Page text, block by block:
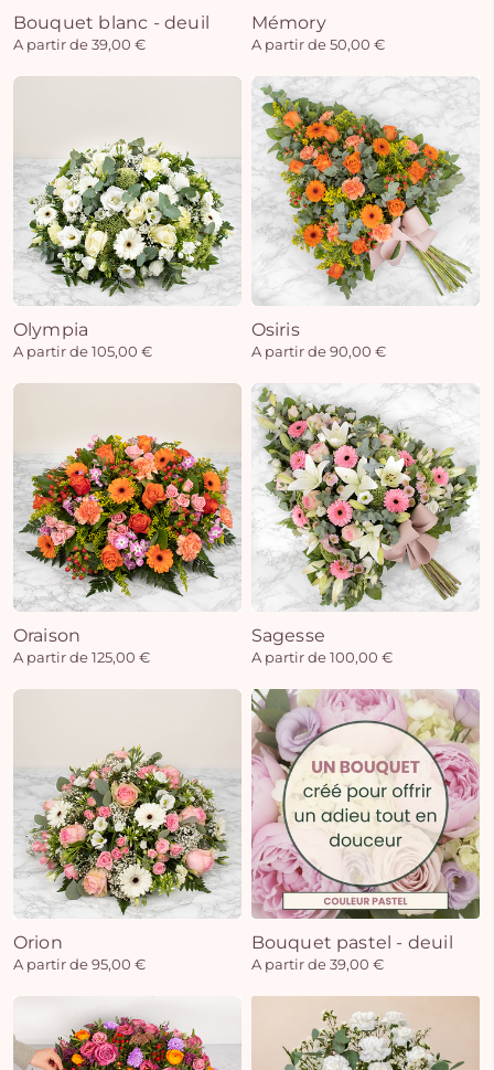
Bouquet blanc - deuil
A partir de 39,00 €
Mémory
A partir de 50,00 €
Olympia
A partir de 105,00 €
Osiris
A partir de 90,00 €
Oraison
A partir de 125,00 €
Sagesse
A partir de 100,00 €
Orion
A partir de 95,00 €
Bouquet pastel - deuil
A partir de 39,00 €